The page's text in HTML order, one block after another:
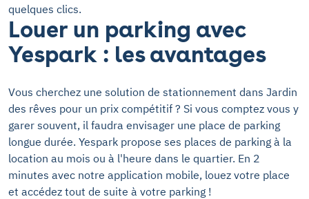
quelques clics.
Louer un parking avec
Yespark : les avantages
Vous cherchez une solution de stationnement dans Jardin
des rêves pour un prix compétitif ? Si vous comptez vous y
garer souvent, il faudra envisager une place de parking
longue durée. Yespark propose ses places de parking à la
location au mois ou à l'heure dans le quartier. En 2
minutes avec notre application mobile, louez votre place
et accédez tout de suite à votre parking !